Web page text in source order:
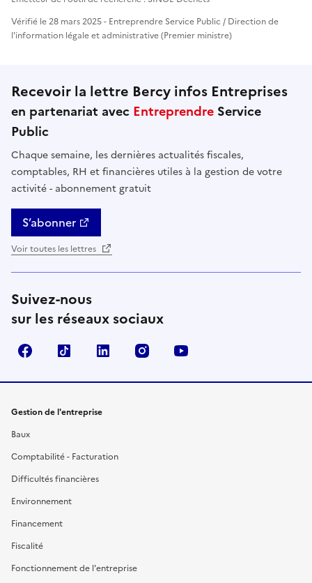
Vérifié le 28 mars 2025 - Entreprendre Service Public / Direction de
l'information légale et administrative (Premier ministre)
Recevoir la lettre Bercy infos Entreprises
en partenariat avec Entreprendre Service
Public
Chaque semaine, les dernières actualités fiscales,
comptables, RH et financières utiles à la gestion de votre
activité - abonnement gratuit
S’abonner
Voir toutes les lettres
Suivez-nous
sur les réseaux sociaux
FacebookTikTok Linkedin Instagram
Gestion de l'entreprise
Baux
Comptabilité - Facturation
Difficultés financières
Environnement
Financement
Fiscalité
Fonctionnement de l'entreprise